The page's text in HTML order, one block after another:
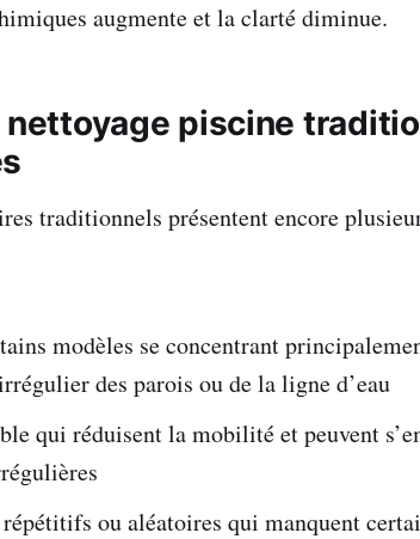
augmente et la clarté diminue.
nettoyage piscine​
traditionnels présentent encore
modèles se concentrant
des parois ou de la ligne d’eau
qui réduisent la mobilité et peuvent
ou aléatoires qui manquent